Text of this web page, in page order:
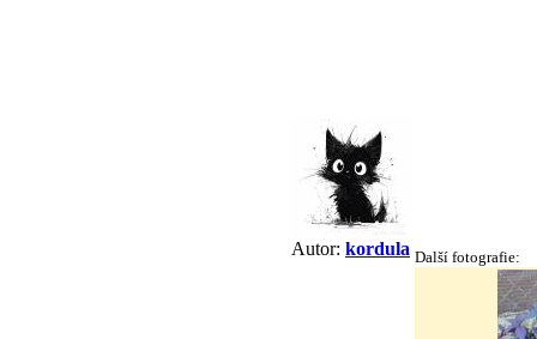
Autor: kordula Další fotografie: